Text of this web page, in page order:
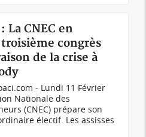
La CNEC en
congrès
de la crise à
- Lundi 11 Février
Nationale des
(CNEC) prépare son
électif. Les assisses